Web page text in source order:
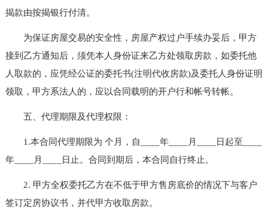
揭款由按揭银行付清。
为保证房屋交易的安全性，房屋产权过户手续办妥后，甲方
接到乙方通知后，须凭本人身份证来乙方处领取房款，如委托他
人取款的，应凭经公证的委托书(注明代收房款)及委托人身份证明
领取，甲方系法人的，应以合同载明的开户行和帐号转帐。
五、代理期限及代理权限：
1.本合同代理期限为 个月，自____年____月____日起至____
年____月____日止。合同到期后，本合同自行终止。
2. 甲方全权委托乙方在不低于甲方售房底价的情况下与客户
签订定房协议书，并代甲方收取房款。